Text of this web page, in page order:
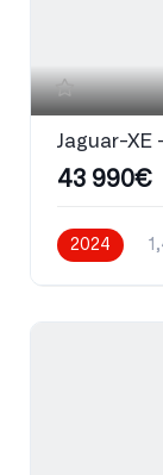
Jaguar-XE
43 990€
2024